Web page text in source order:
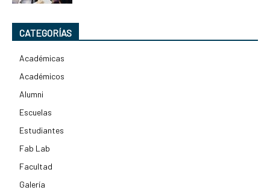
CATEGORÍAS
Académicas
Académicos
Alumni
Escuelas
Estudiantes
Fab Lab
Facultad
Galería